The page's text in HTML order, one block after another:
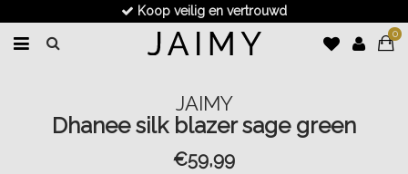
Koop veilig en vertrouwd
0
JAIMY
Dhanee silk blazer sage green
€59,99